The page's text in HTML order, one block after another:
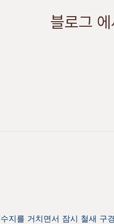
블로그 에
지를 거치면서 잠시 철새 구